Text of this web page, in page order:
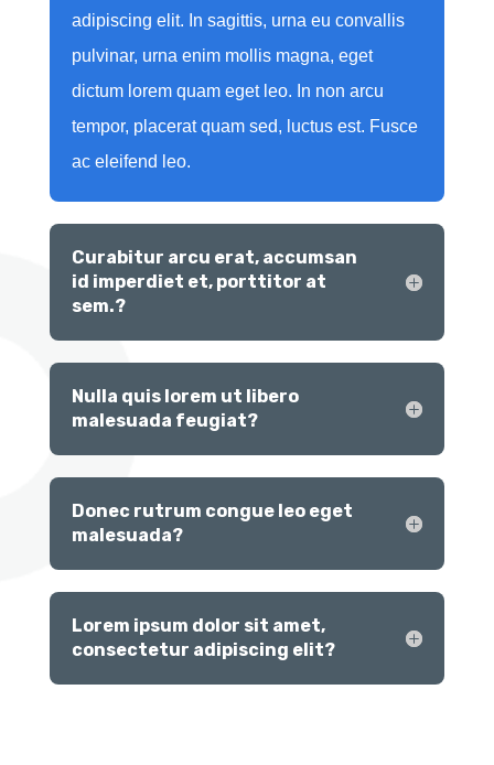
adipiscing elit. In sagittis, urna eu convallis
pulvinar, urna enim mollis magna, eget
dictum lorem quam eget leo. In non arcu
tempor, placerat quam sed, luctus est. Fusce
ac eleifend leo.
Curabitur arcu erat, accumsan
id imperdiet et, porttitor at
sem.?
Nulla quis lorem ut libero
malesuada feugiat?
Donec rutrum congue leo eget
malesuada?
Lorem ipsum dolor sit amet,
consectetur adipiscing elit?